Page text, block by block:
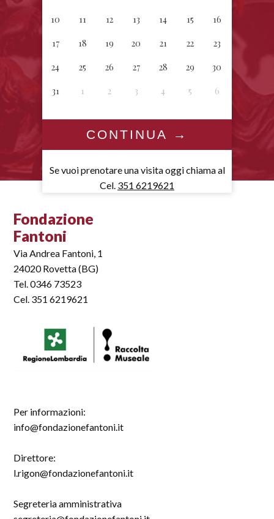
10 11 12 13 14 15 16
17 18 19 20 21 22 23
24 25 26 27 28 29 30
31 1 2 3 4 5 6
Se vuoi prenotare una visita oggi chiama al
Cel. 351 6219621
Fondazione
Fantoni
Via Andrea Fantoni, 1
24020 Rovetta (BG)
Tel. 0346 73523
Cel. 351 6219621
Per informazioni:
info@fondazionefantoni.it
Direttore:
l.rigon@fondazionefantoni.it
Segreteria amministrativa